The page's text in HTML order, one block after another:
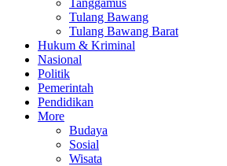
Tanggamus
Tulang Bawang
Tulang Bawang Barat
Hukum & Kriminal
Nasional
Politik
Pemerintah
Pendidikan
More
Budaya
Sosial
Wisata